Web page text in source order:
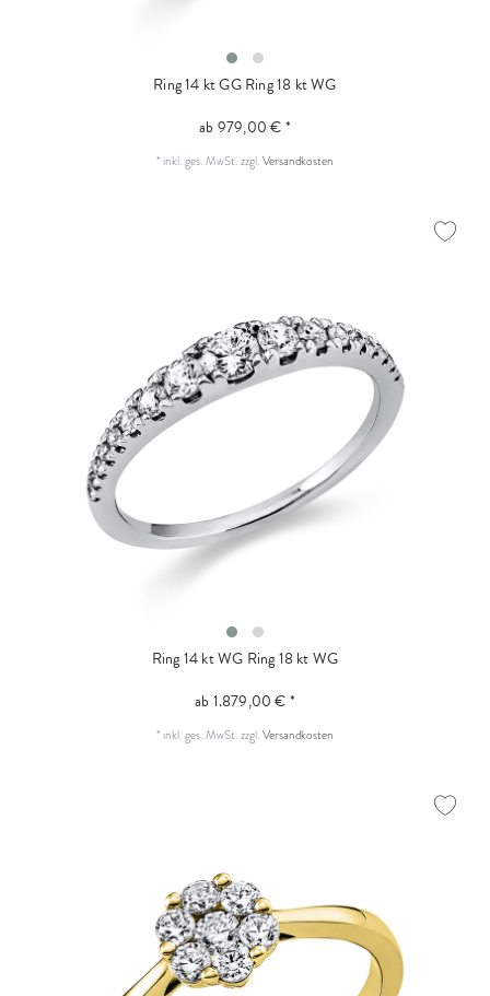
Ring 14 kt GGRing 18 kt WG
ab 979,00 € *
* inkl. ges. MwSt.zzgl.Versandkosten
Ring 14 kt WG Ring 18 kt WG
ab 1.879,00 € *
* inkl. ges. MwSt.zzgl.Versandkosten